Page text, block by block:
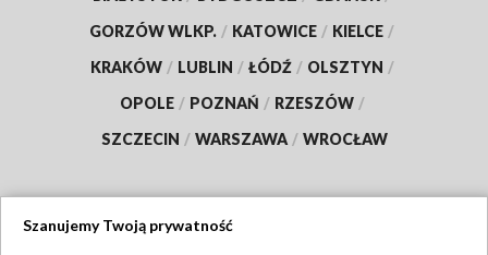
GORZÓW WLKP. / KATOWICE / KIELCE /
KRAKÓW / LUBLIN / ŁÓDŹ / OLSZTYN /
OPOLE / POZNAŃ / RZESZÓW /
SZCZECIN / WARSZAWA / WROCŁAW
Szanujemy Twoją prywatność